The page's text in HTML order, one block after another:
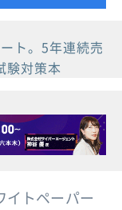
ト。5年連続売
験対策本
イトペーパー